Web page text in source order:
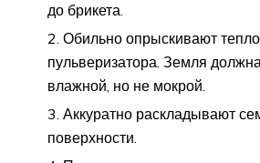
до брикета.
Обильно опрыскивают
пульверизатора. Земля
влажной, но не мокрой.
Аккуратно раскладывают
поверхности.